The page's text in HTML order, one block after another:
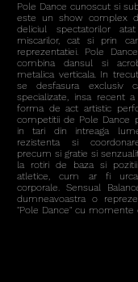
Pole Dance cunoscut si
este un show complex
deliciul spectatorilor
miscarilor, cat si prin
reprezentatiei. Pole
combina dansul si
metalica verticala. In
se desfasura exclusiv
specializate, insa recent
forma de act artistic
competitii de Pole Dance
in tari din intreaga
rezistenta si
precum si gratie si
la rotiri de baza si
atletice, cum ar fi
corporale. Sensual
dumneavoastra o
"Pole Dance" cu momente